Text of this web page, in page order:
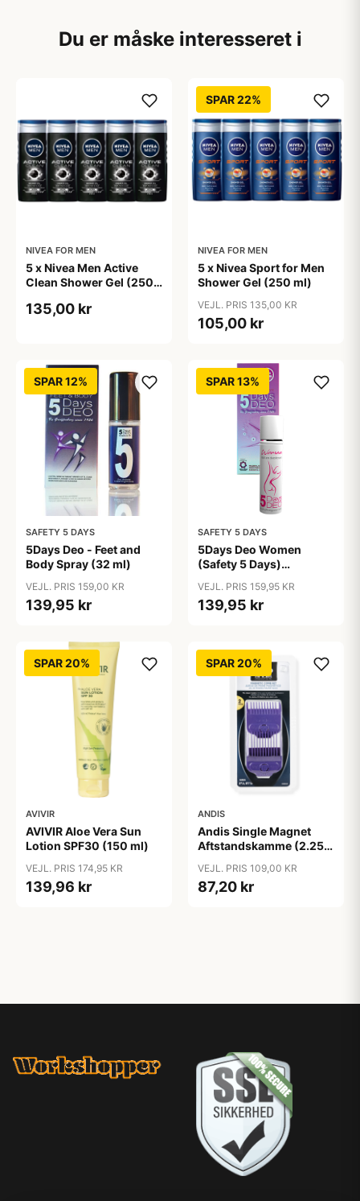
Du er måske interesseret i
NIVEA FOR MEN
5 x Nivea Men Active
Clean Shower Gel (250
135,00 kr
SPAR 22%
NIVEA FOR MEN
5 x Nivea Sport for Men
Shower Gel (250 ml)
VEJL. PRIS 135,00 KR
105,00 kr
SPAR 12%
SAFETY 5 DAYS
5Days Deo - Feet and
Body Spray (32 ml)
VEJL. PRIS 159,00 KR
139,95 kr
SPAR 13%
SAFETY 5 DAYS
5Days Deo Women
(Safety 5 Days)
VEJL. PRIS 159,95 KR
139,95 kr
SPAR 20%
AVIVIR
AVIVIR Aloe Vera Sun
Lotion SPF30 (150 ml)
VEJL. PRIS 174,95 KR
139,96 kr
SPAR 20%
ANDIS
Andis Single Magnet
Aftstandskamme (2.25
VEJL. PRIS 109,00 KR
87,20 kr